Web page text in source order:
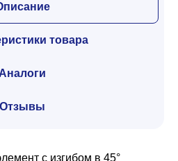
товара
Аналоги
Отзывы
с изгибом в 45°